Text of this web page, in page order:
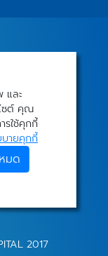
2017
และ
ซต์ คุณ
รใช้คุกกี้
บายคุกกี้
มด